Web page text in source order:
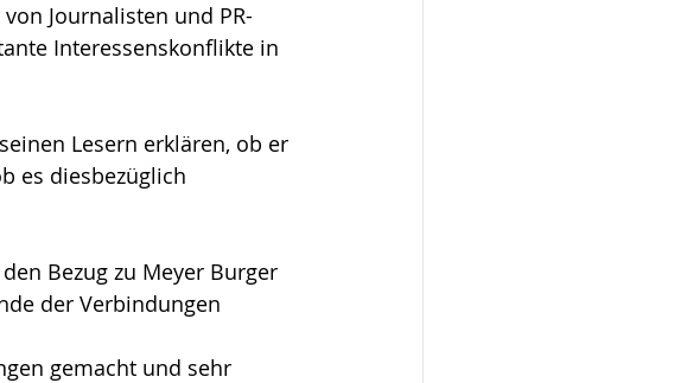
Journalisten und PR-
Interessenskonflikte in
Lesern erklären, ob er
es diesbezüglich
Bezug zu Meyer Burger
der Verbindungen
gemacht und sehr